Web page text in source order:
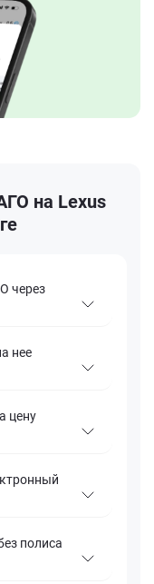
на Lexus
через
нее
цену
полиса